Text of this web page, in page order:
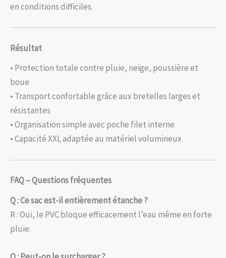
en conditions difficiles.
Résultat
• Protection totale contre pluie, neige, poussière et
boue
• Transport confortable grâce aux bretelles larges et
résistantes
• Organisation simple avec poche filet interne
• Capacité XXL adaptée au matériel volumineux
FAQ – Questions fréquentes
Q : Ce sac est-il entièrement étanche ?
R : Oui, le PVC bloque efficacement l’eau même en forte
pluie.